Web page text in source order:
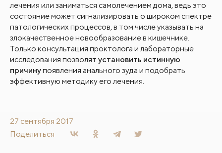
лечения или заниматься самолечением дома, ведь это
состояние может сигнализировать о широком спектре
патологических процессов, в том числе указывать на
злокачественное новообразование в кишечнике.
Только консультация проктолога и лабораторные
исследования позволят установить истинную
причинупоявления анального зуда и подобрать
эффективную методику его лечения.
27 сентября 2017
Поделиться